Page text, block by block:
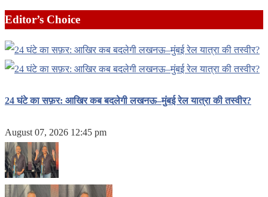
Editor’s Choice
24 घंटे का सफ़र: आखिर कब बदलेगी लखनऊ–मुंबई रेल यात्रा की तस्वीर?
August 07, 2026 12:45 pm